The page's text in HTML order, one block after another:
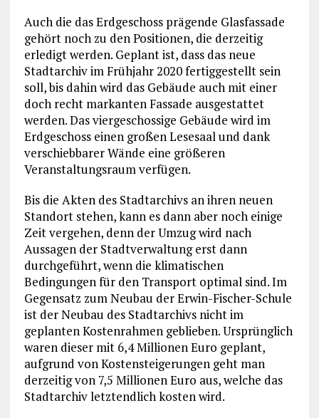
Auch die das Erdgeschoss prägende Glasfassade
gehört noch zu den Positionen, die derzeitig
erledigt werden. Geplant ist, dass das neue
Stadtarchiv im Frühjahr 2020 fertiggestellt sein
soll, bis dahin wird das Gebäude auch mit einer
doch recht markanten Fassade ausgestattet
werden. Das viergeschossige Gebäude wird im
Erdgeschoss einen großen Lesesaal und dank
verschiebbarer Wände eine größeren
Veranstaltungsraum verfügen.
Bis die Akten des Stadtarchivs an ihren neuen
Standort stehen, kann es dann aber noch einige
Zeit vergehen, denn der Umzug wird nach
Aussagen der Stadtverwaltung erst dann
durchgeführt, wenn die klimatischen
Bedingungen für den Transport optimal sind. Im
Gegensatz zum Neubau der Erwin-Fischer-Schule
ist der Neubau des Stadtarchivs nicht im
geplanten Kostenrahmen geblieben. Ursprünglich
waren dieser mit 6,4 Millionen Euro geplant,
aufgrund von Kostensteigerungen geht man
derzeitig von 7,5 Millionen Euro aus, welche das
Stadtarchiv letztendlich kosten wird.